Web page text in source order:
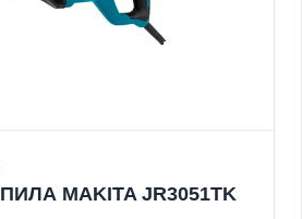
MAKITA JR3051TK